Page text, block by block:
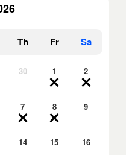
Th Fr Sa
30 1 2
7 8 9
14 15 16